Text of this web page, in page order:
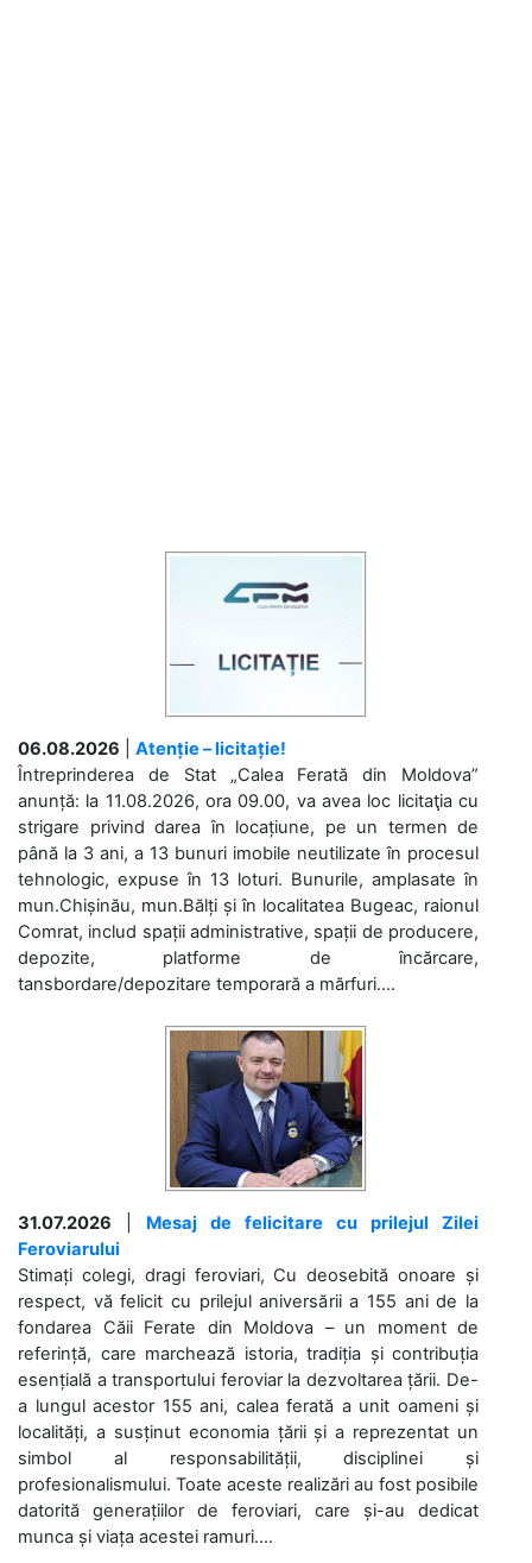
06.08.2026
Atenție – licitație!
Întreprinderea de Stat „Calea Ferată din Moldova”
anunță: la 11.08.2026, ora 09.00, va avea loc licitaţia cu
strigare privind darea în locațiune, pe un termen de
până la 3 ani, a 13 bunuri imobile neutilizate în procesul
tehnologic, expuse în 13 loturi. Bunurile, amplasate în
mun.Chișinău, mun.Bălți și în localitatea Bugeac, raionul
Comrat, includ spații administrative, spații de producere,
depozite, platforme de încărcare,
tansbordare/depozitare temporară a mărfuri....
31.07.2026
Mesaj de felicitare cu prilejul Zilei
Feroviarului
Stimați colegi, dragi feroviari, Cu deosebită onoare și
respect, vă felicit cu prilejul aniversării a 155 ani de la
fondarea Căii Ferate din Moldova – un moment de
referință, care marchează istoria, tradiția și contribuția
esențială a transportului feroviar la dezvoltarea țării. De-
a lungul acestor 155 ani, calea ferată a unit oameni și
localități, a susținut economia țării și a reprezentat un
simbol al responsabilității, disciplinei și
profesionalismului. Toate aceste realizări au fost posibile
datorită generațiilor de feroviari, care și-au dedicat
munca și viața acestei ramuri....